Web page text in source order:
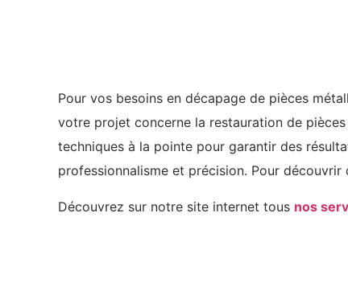
Pour vos besoins en décapage de pièces
votre projet concerne la restauration de
techniques à la pointe pour garantir des
professionnalisme et précision. Pour
Découvrez sur notre site internet tous nos